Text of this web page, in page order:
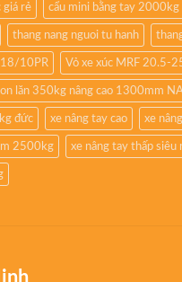
giá rẻ cẩu mini bằng tay 2000kg
thang nang nguoi tu hanh
10PR Vỏ xe xúc MRF 20.5-
lăn 350kg nâng cao 1300mm
đức xe nâng tay cao xe
2500kg xe nâng tay thấp siêu